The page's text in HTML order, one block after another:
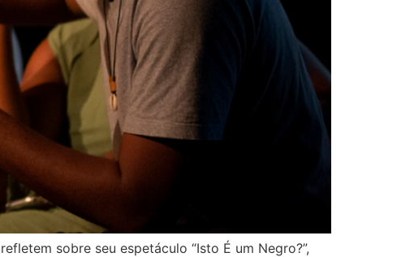
sobre seu espetáculo “Isto É um Negro?”,